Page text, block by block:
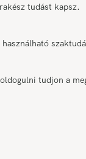
tudást kapsz.
tudjon a